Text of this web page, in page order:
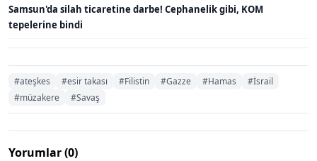
Samsun'da silah ticaretine darbe! Cephanelik gibi, KOM
tepelerine bindi
#ateşkes #esir takası #Filistin #Gazze #Hamas
#İsrail
#müzakere
#Savaş
Yorumlar (0)